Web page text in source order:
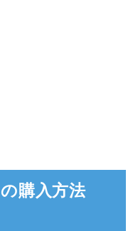
購入方法